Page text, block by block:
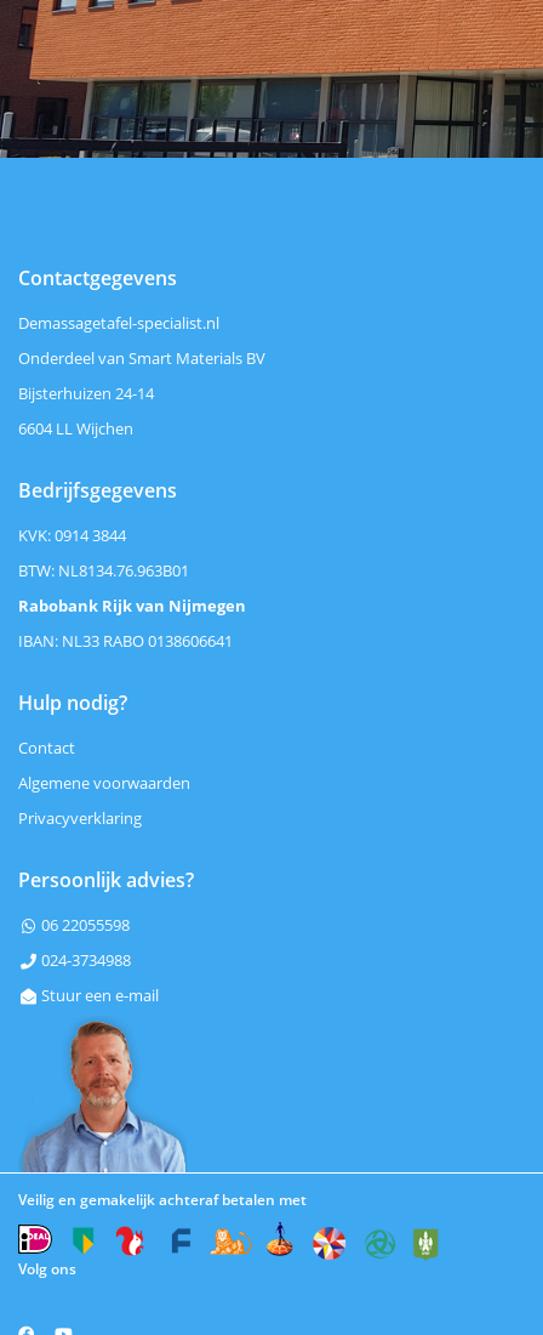
Contactgegevens
Demassagetafel-specialist.nl
Onderdeel van Smart Materials BV
Bijsterhuizen 24-14
6604 LL Wijchen
Bedrijfsgegevens
KVK: 0914 3844
BTW: NL8134.76.963B01
Rabobank Rijk van Nijmegen
IBAN: NL33 RABO 0138606641
Hulp nodig?
Contact
Algemene voorwaarden
Privacyverklaring
Persoonlijk advies?
 06 22055598
 024-3734988
 Stuur een e-mail
Veilig en gemakelijk achteraf betalen met
Volg ons